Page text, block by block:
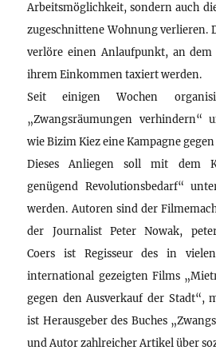
Arbeitsmöglichkeit, sondern auch
zugeschnittene Wohnung verlieren.
verlöre einen Anlaufpunkt, an
ihrem Einkommen taxiert werden.
Seit einigen Wochen
„Zwangsräumungen verhindern“
wie Bizim Kiez eine Kampagne
Dieses Anliegen soll mit dem
genügend Revolutionsbedarf“
werden. Autoren sind der
der Journalist Peter Nowak,
Coers ist Regisseur des in
international gezeigten Films
gegen den Ausverkauf der Stadt“,
ist Herausgeber des Buches
und Autor zahlreicher Artikel über